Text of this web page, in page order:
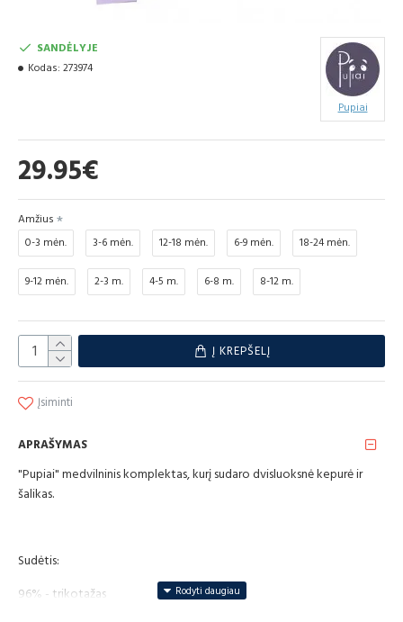
29.95€
SANDĖLYJE
Kodas: 273974
Pupiai
Amžius
0-3 mėn.
3-6 mėn. 12-18 mėn. 6-9 mėn. 18-24 mėn.
9-12 mėn. 2-3 m. 4-5 m. 6-8 m. 8-12 m.
Į KREPŠELĮ
Įsiminti
APRAŠYMAS
"Pupiai" medvilninis komplektas, kurį sudaro dvisluoksnė kepurė ir
šalikas.
Sudėtis:
96% - trikotažas